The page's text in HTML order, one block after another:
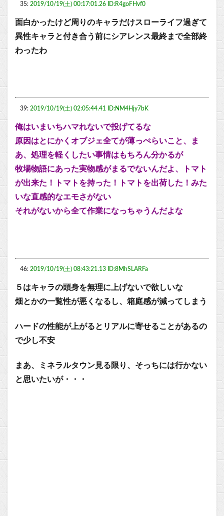
35: 2019/10/19(土) 00:17:01.26 ID:R4goFHvf0
面白かったけど周りのキャラだけスローライフ過ぎて
異性キャラと付き合う前にシアレンス最終まで全部終
わったわ
39: 2019/10/19(土) 02:05:44.41 ID:NM4Hjy7bK
俺はいまいちハマれないで投げてるな
原因はとにかくオブジェ全てが薄っぺらいこと、ま
あ、処理を軽くしたい事情はもちろん分かるが
牧場物語にあった実物感がまるでないんだよ、トマト
が出来た！トマトを持った！トマトを出荷した！みた
いな直感的なエモさがない
それがないから全て作業になっちゃうんだよな
46: 2019/10/19(土) 08:43:21.13 ID:8MhSLARFa
５はキャラの頭身を無理に上げないで欲しいな
畑とかの一覧性が悪くなるし、箱庭感が減ってしまう
ハードの性能が上がるとリアルに寄せることがあるの
で少し不安
まあ、ミネラルタウン見る限り、そっちには行かない
と思いたいが・・・